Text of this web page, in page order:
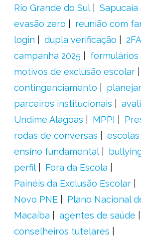
Rio Grande do Sul
Sapucaia
evasão zero
reunião com
login
dupla verificação
2FA
campanha 2025
formulários
motivos de exclusão escolar
contingenciamento
parceiros institucionais
Undime Alagoas
MPPI
rodas de conversas
escolas
ensino fundamental
perfil
Fora da Escola
Painéis da Exclusão Escolar
Novo PNE
Plano Nacional
Macaíba
agentes de saúde
conselheiros tutelares